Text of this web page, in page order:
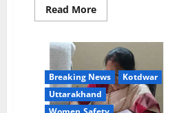
Read MoreRead
more
बढ़ते
जलस्तर
के
बीच
नदी
में
Breaking News
Kotdwar
Uttarakhand